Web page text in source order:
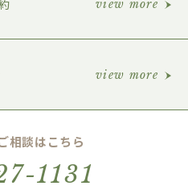
view more
view more
相談はこちら
1131